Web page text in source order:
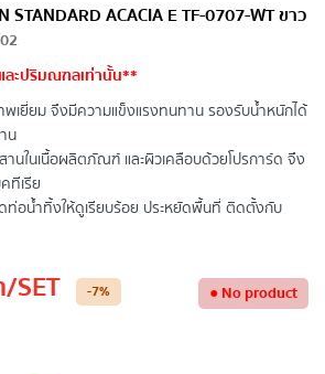
ACACIA E TF-0707-WT ขาว
ละปริมณฑลเท่านั้น**
เยี่ยม จึงมีความแข็งแรงทนทาน รองรับน้ำหนักได้
น
นในเนื้อผลิตภัณฑ์ และผิวเคลือบด้วยโปรการ์ด จึง
ทีเรีย
อน้ำทิ้งให้ดูเรียบร้อย ประหยัดพื้นที่ ติดตั้งกับ
/SET -7% ●No product